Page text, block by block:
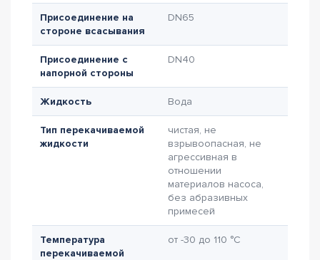
Присоединение на
стороне всасывания
DN65
Присоединение с
напорной стороны
DN40
Жидкость Вода
Тип перекачиваемой
жидкости
чистая, не
взрывоопасная, не
агрессивная в
отношении
материалов насоса,
без абразивных
примесей
Температура
перекачиваемой
от -30 до 110 °C